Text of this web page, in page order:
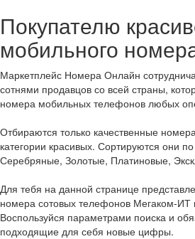
Покупателю
мобильного
Маркетплейс Номера Онлайн
сотнями продавцов со всей страны,
номера мобильных телефонов любых
Отбираются только качественные
категории красивых. Сортируются они
Серебряные, Золотые, Платиновые,
Для тебя на данной странице
номера сотовых телефонов Мегаком-ИТ
Воспользуйся параметрами поиска и
подходящие для себя новые цифры.